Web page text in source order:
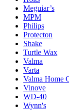
Meguiar’s
MPM
Philips
Protecton
Shake
Turtle Wax
Valma
Varta
Valma Home
Vinove
WD-40
Wynn's